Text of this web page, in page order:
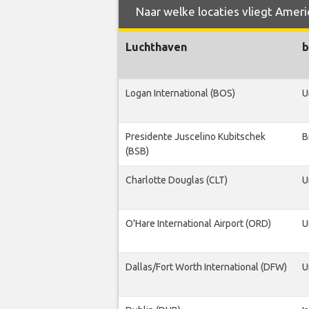
Naar welke locaties vliegt
Luchthaven
Logan International (BOS)
Presidente Juscelino Kubitschek
(BSB)
Charlotte Douglas (CLT)
O'Hare International Airport (ORD)
Dallas/Fort Worth International (DFW)